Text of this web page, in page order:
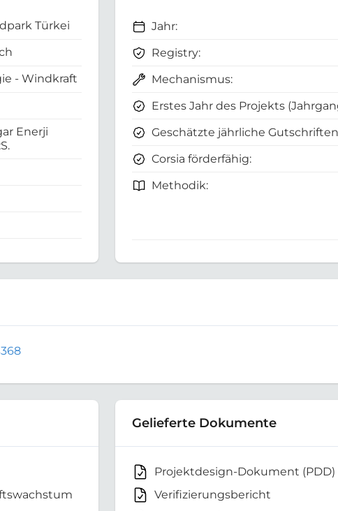
Türkei
- Windkraft
Enerji
Jahr:
Registry:
Mechanismus:
Erstes Jahr des Projekts
Geschätzte jährliche
Corsia förderfähig:
Methodik:
Gelieferte Dokumente
Projektdesign-Dokument (PDD)
Verifizierungsbericht